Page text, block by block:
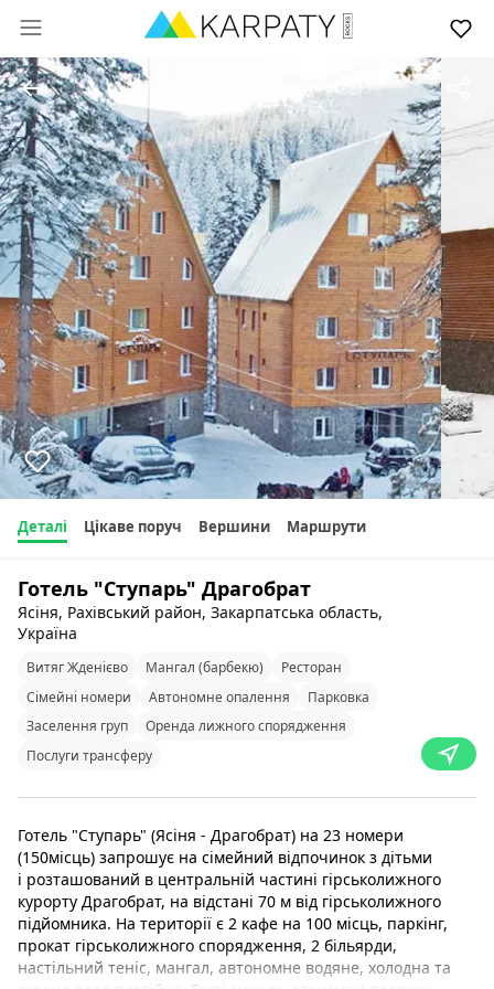
Деталі Цікаве поруч Вершини Маршрути
Готель "Ступарь" Драгобрат
Ясіня, Рахівський район, Закарпатська область,
Україна
Витяг Жденієво Мангал (барбекю)
Ресторан
Сімейні номери
Автономне опалення
Парковка
Заселення груп
Оренда лижного спорядження
Послуги трансферу
Готель "Ступарь" (Ясіня - Драгобрат) на 23 номери
(150місць) запрошує на сімейний відпочинок з дітьми
і розташований в центральній частині гірськолижного
курорту Драгобрат, на відстані 70 м від гірськолижного
підйомника. На території є 2 кафе на 100 місць, паркінг,
прокат гірськолижного спорядження, 2 більярди,
настільний теніс, мангал, автономне водяне, холодна та